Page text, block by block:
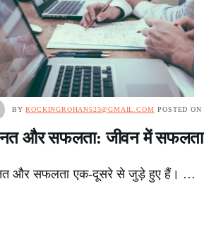
BYROCKINGROHAN523@GMAIL.COM POSTED ON
और सफलता: जीवन में सफलता
और सफलता एक-दूसरे से जुड़े हुए हैं। …